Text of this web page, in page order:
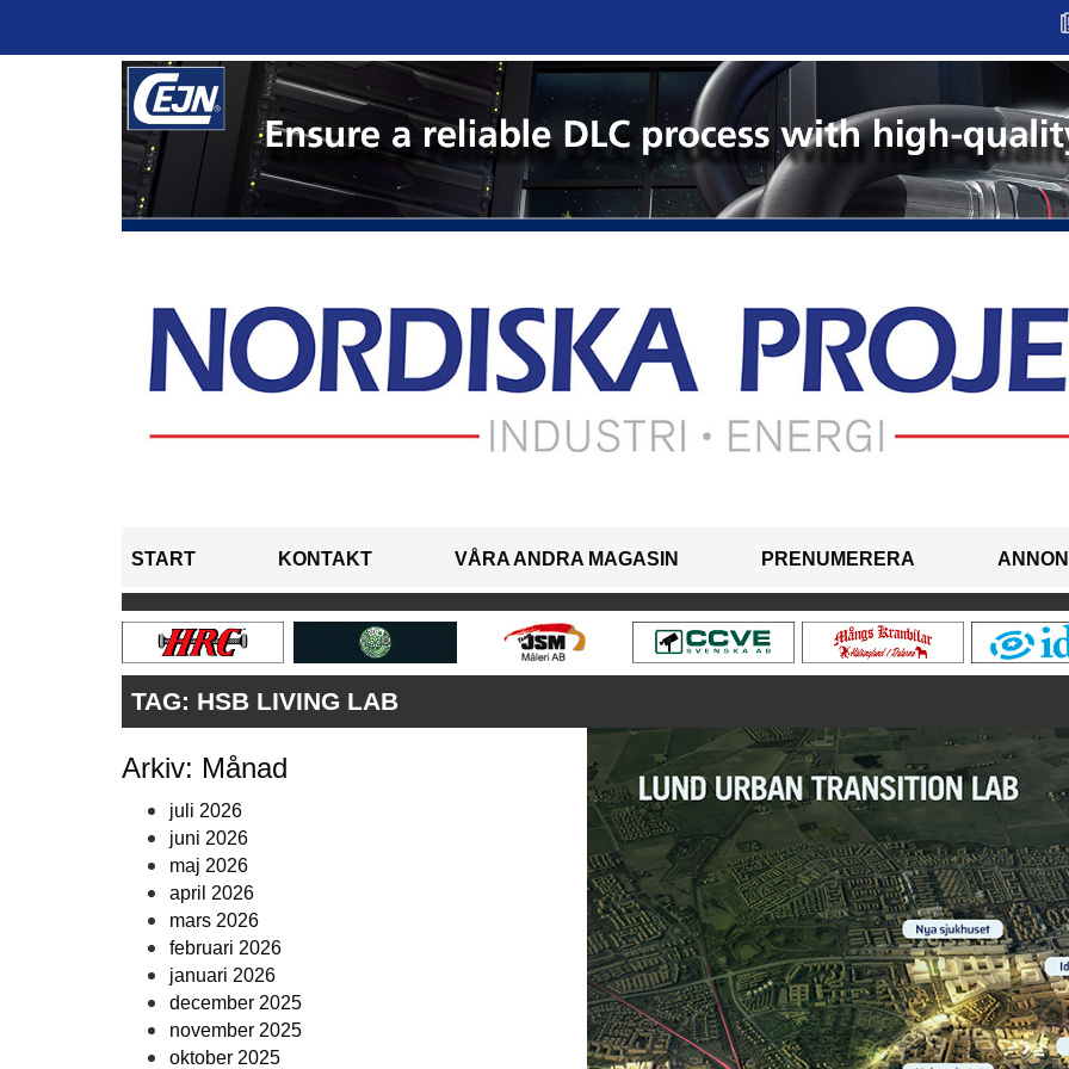
START KONTAKT VÅRA ANDRA MAGASIN PRENUMERERA
TAG: HSB LIVING LAB
Arkiv: Månad
juli 2026
juni 2026
maj 2026
april 2026
mars 2026
februari 2026
januari 2026
december 2025
november 2025
oktober 2025